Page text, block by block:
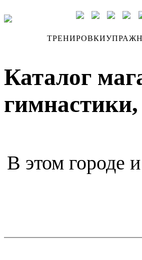
ТРЕНИРОВКИ
Каталог
В этом городе